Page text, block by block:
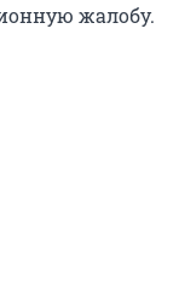
жалобу.